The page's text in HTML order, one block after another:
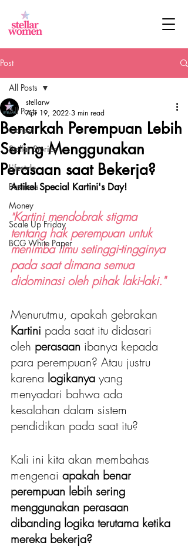
Post
All Posts
Career
Stellar Stories
Lifestyle
Business
Money
Scale Up Friday
BCG White Paper
All Posts
Benarkah Perempuan Lebih
Sering Menggunakan
Perasaan saat Bekerja?
stellarw
Apr 19, 2022 3 min read
Artikel Special Kartini's Day!
"Kartini mendobrak stigma
tentang hak perempuan untuk
menimba ilmu setinggi-tingginya
pada saat dimana semua
didominasi oleh pihak laki-laki."
Menurutmu, apakah gebrakan
Kartini pada saat itu didasari
oleh perasaan ibanya kepada
para perempuan? Atau justru
karena logikanya yang
menyadari bahwa ada
kesalahan dalam sistem
pendidikan pada saat itu?
Kali ini kita akan membahas
mengenai apakah benar
perempuan lebih sering
menggunakan perasaan
dibanding logika terutama ketika
mereka bekerja?